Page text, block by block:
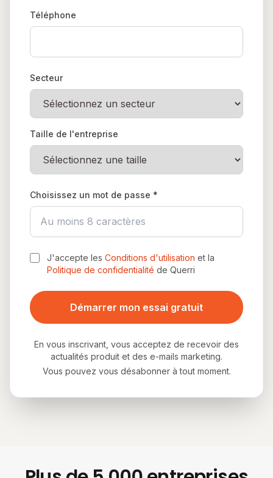
Téléphone
Secteur
Taille de l'entreprise
Choisissez un mot de passe *
J'accepte les Conditions d'utilisation et la
Politique de confidentialité de Querri
Démarrer mon essai gratuit
En vous inscrivant, vous acceptez de recevoir des
actualités produit et des e-mails marketing.
Vous pouvez vous désabonner à tout moment.